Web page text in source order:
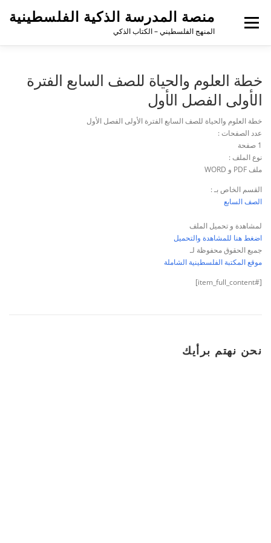
منصة المدرسة الذكية الفلسطينية
المنهج الفلسطيني – الكتاب الذكي
القائمة
خطة العلوم والحياة للصف السابع الفترة
الأولى الفصل الأول
خطة العلوم والحياة للصف السابع الفترة الأولى الفصل الأول
عدد الصفحات :
1 صفحة
نوع الملف :
ملف PDF و WORD
القسم الخاص بـ :
الصف السابع
لمشاهدة و تحميل الملف
اضغط هنا للمشاهدة والتحميل
جميع الحقوق محفوظة لـ
موقع المكتبة الفلسطينية الشاملة
[#item_full_content]
نحن نهتم برأيك